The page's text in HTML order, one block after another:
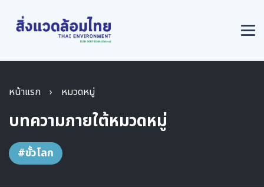
หน้าแรก › หมวดหมู่
บทความภายใต้หมวดหมู่
#ขั้วโลก